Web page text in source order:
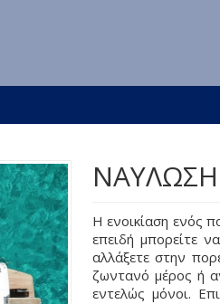
ΝΑΥΛΩΣΗ
Η ενοικίαση ενός
επειδή μπορείτε
αλλάξετε στην
ζωντανό μέρος ή
εντελώς μόνοι.